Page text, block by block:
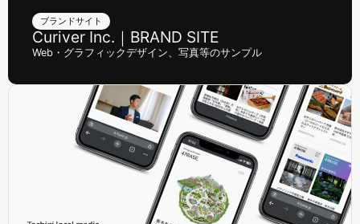
ブランドサイト
Curiver Inc.｜BRAND SITE
Web・グラフィックデザイン、写真等のサンプル